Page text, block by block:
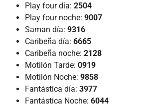
Play four día: 2504
Play four noche: 9007
Saman día: 9316
Caribeña día: 6665
Caribeña noche: 2128
Motilón Tarde: 0919
Motilón Noche: 9858
Fantástica día: 3977
Fantástica Noche: 6044